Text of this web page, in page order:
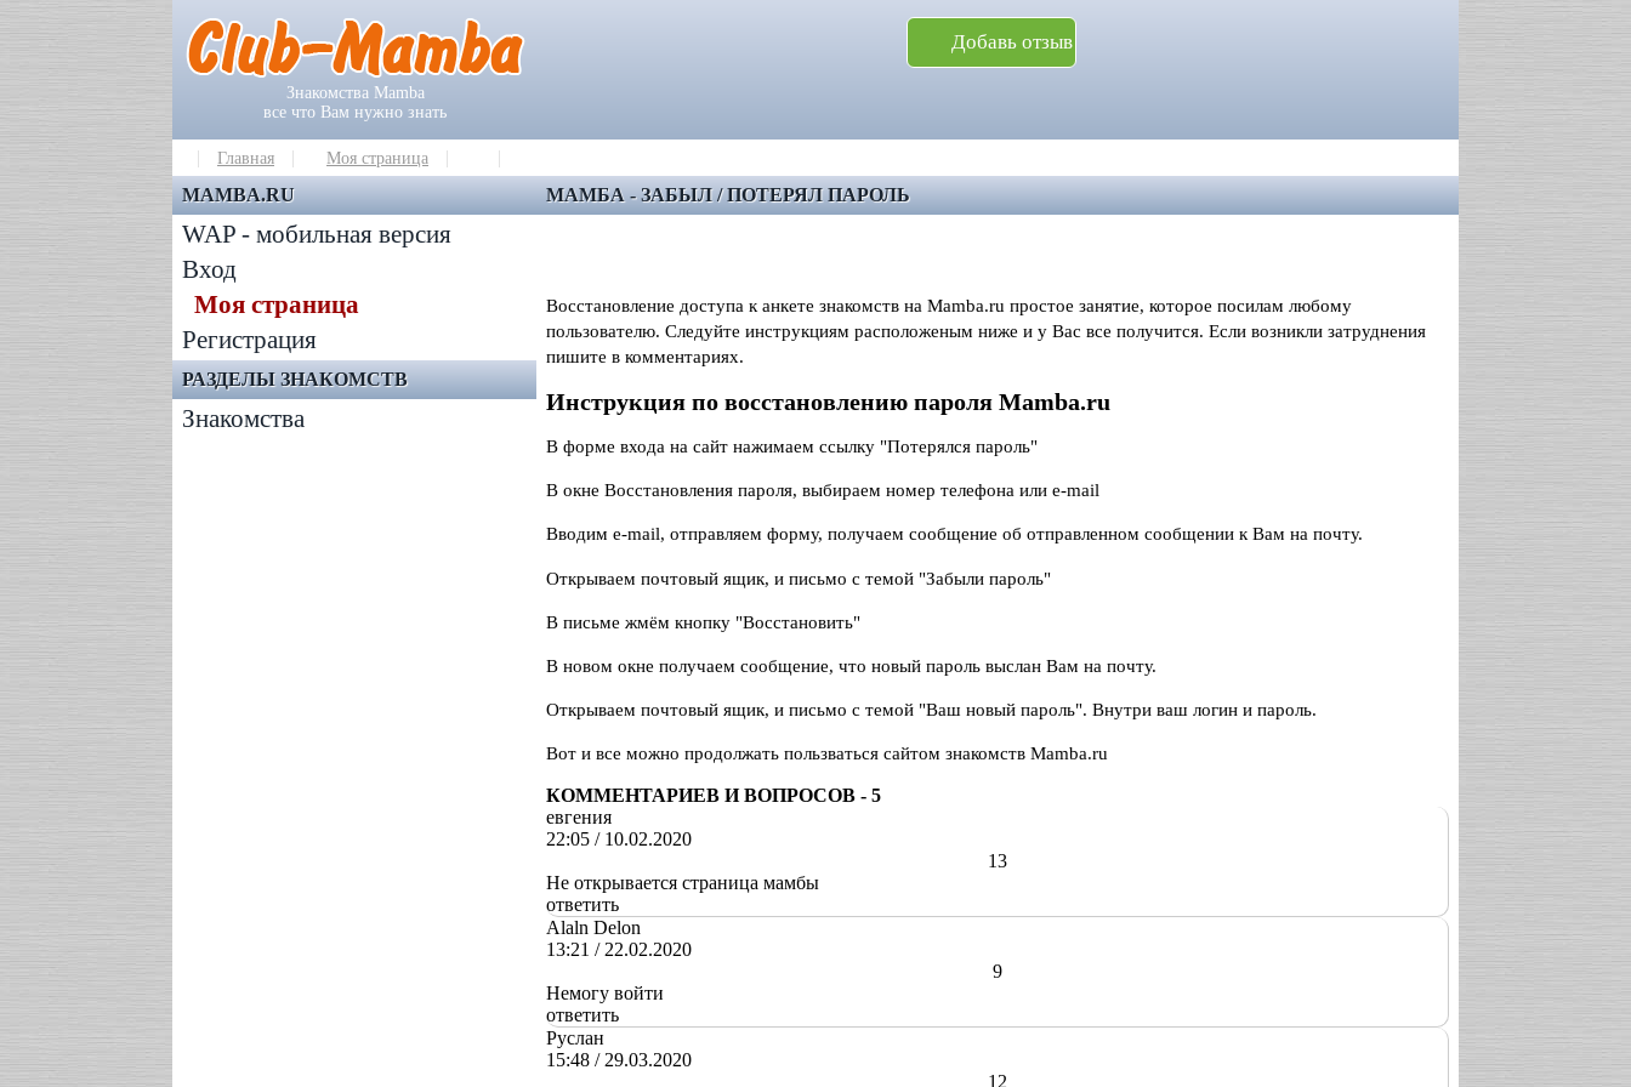
Знакомства Mamba
все что Вам нужно знать
Добавь отзыв
Главная Моя страница
MAMBA.RU
WAP - мобильная версия
Вход
Моя страница
Регистрация
РАЗДЕЛЫ ЗНАКОМСТВ
Знакомства
МАМБА - ЗАБЫЛ / ПОТЕРЯЛ ПАРОЛЬ
Восстановление доступа к анкете знакомств на Mamba.ru простое занятие, которое посилам любому
пользователю. Следуйте инструкциям расположеным ниже и у Вас все получится. Если возникли затруднения
пишите в комментариях.
Инструкция по восстановлению пароля Mamba.ru
В форме входа на сайт нажимаем ссылку "Потерялся пароль"
В окне Восстановления пароля, выбираем номер телефона или e-mail
Вводим e-mail, отправляем форму, получаем сообщение об отправленном сообщении к Вам на почту.
Открываем почтовый ящик, и письмо с темой "Забыли пароль"
В письме жмём кнопку "Восстановить"
В новом окне получаем сообщение, что новый пароль выслан Вам на почту.
Открываем почтовый ящик, и письмо с темой "Ваш новый пароль". Внутри ваш логин и пароль.
Вот и все можно продолжать пользваться сайтом знакомств Mamba.ru
КОММЕНТАРИЕВ И ВОПРОСОВ - 5
евгения
22:05 / 10.02.2020
13
Не открывается страница мамбы
ответить
Alaln Delon
13:21 / 22.02.2020
9
Немогу войти
ответить
Руслан
15:48 / 29.03.2020
12